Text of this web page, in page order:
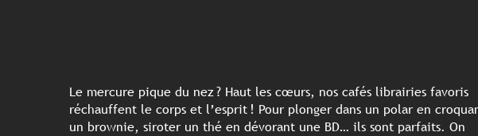
Le mercure pique du nez ? Haut les cœurs, nos cafés librairies favoris
réchauffent le corps et l’esprit ! Pour plonger dans un polar en
un brownie, siroter un thé en dévorant une BD… ils sont parfaits. On